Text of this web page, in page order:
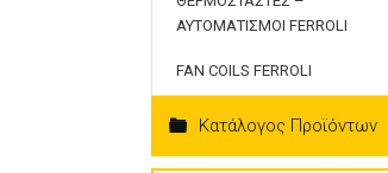
ΑΥΤΟΜΑΤΙΣΜΟΙ FERROLI
FAN COILS FERROLI
Κατάλογος Προϊόντων